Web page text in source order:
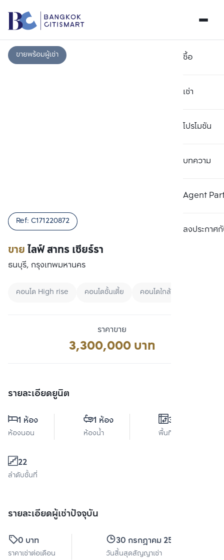
ซื้อ
เช่า
โปรโมชัน
บทความ
Agent
ลงประกาศกั
ขายพร้อมผู้เช่า
ขายไลฟ์ สาทร เซียร์รา
Ref: C171220872
ธนบุรี, กรุงเทพมหานคร
คอนโด High rise คอนโดชั้นเตี้ย คอนโดใกล้ BRT
ราคาขาย
3,300,000 บาท
รายละเอียดยูนิต
1 ห้อง
ห้องนอน
1 ห้อง
ห้องน้ำ
32 ตร.ม.
พื้นที่ใช้สอย
22
ลำดับชั้นที่
รายละเอียดผู้เช่าปัจจุบัน
0 บาท
ราคาเช่าต่อเดือน
30 กรกฎาคม 2570
วันสิ้นสุดสัญญาเช่า
เปรียบเทียบ